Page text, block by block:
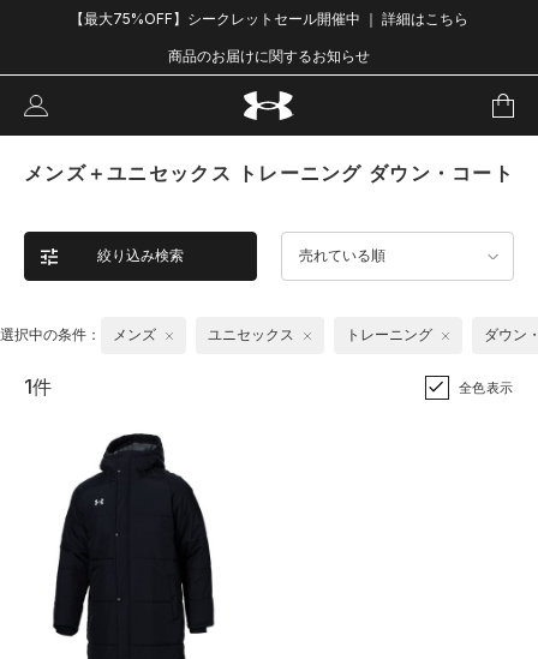
【最大75%OFF】シークレットセール開催中 ｜ 詳細はこちら
商品のお届けに関するお知らせ
メンズ＋ユニセックス トレーニング ダウン・コート
絞り込み検索 売れている順
選択中の条件： メンズ ユニセックス トレーニング ダウン
1件 全色表示